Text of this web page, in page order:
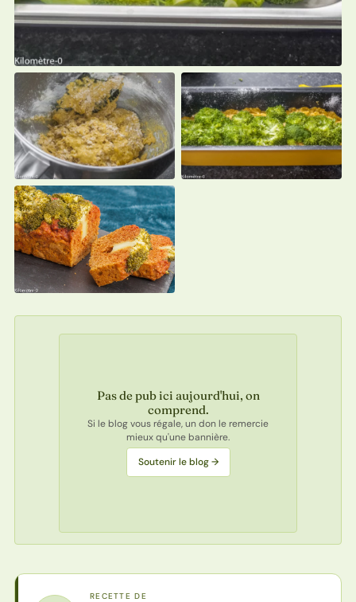
Pas de pub ici aujourd'hui, on
comprend.
Si le blog vous régale, un don le remercie
mieux qu'une bannière.
Soutenir le blog →
RECETTE DE